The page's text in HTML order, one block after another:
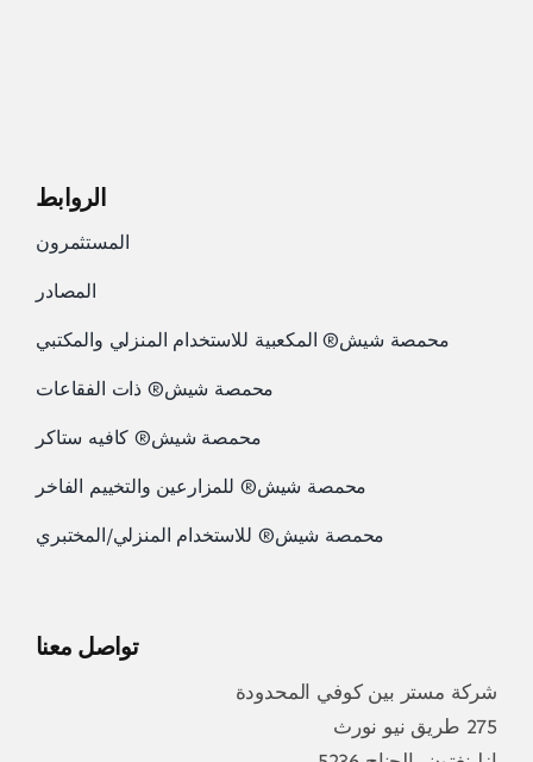
الروابط
المستثمرون
المصادر
محمصة شيش® المكعبية للاستخدام المنزلي والمكتبي
محمصة شيش® ذات الفقاعات
محمصة شيش® كافيه ستاكر
محمصة شيش® للمزارعين والتخييم الفاخر
محمصة شيش® للاستخدام المنزلي/المختبري
تواصل معنا
شركة مستر بين كوفي المحدودة
275 طريق نيو نورث